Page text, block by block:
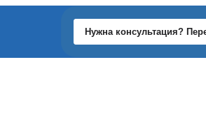
Нужна консультация?